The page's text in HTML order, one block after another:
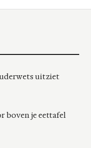
uitziet
boven je eettafel